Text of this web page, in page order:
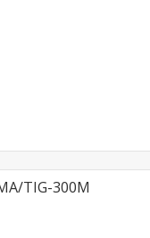
TIG-300М